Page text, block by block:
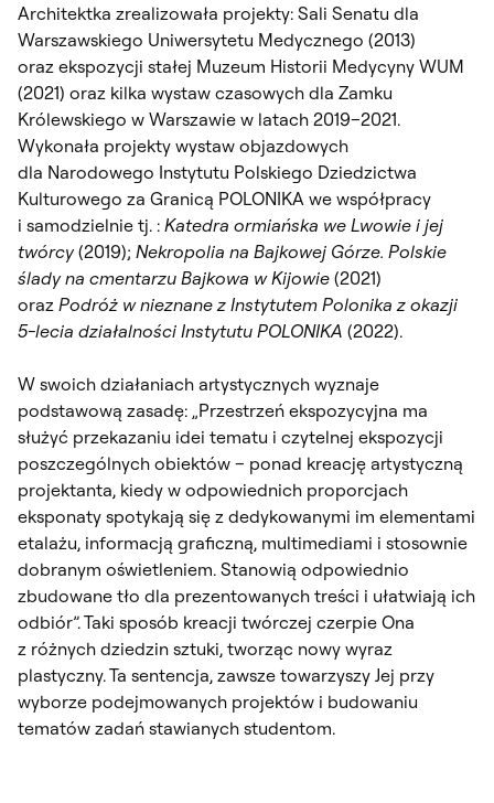
Architektka zrealizowała projekty: Sali Senatu dla
Warszawskiego Uniwersytetu Medycznego (2013)
oraz ekspozycji stałej Muzeum Historii Medycyny WUM
(2021) oraz kilka wystaw czasowych dla Zamku
Królewskiego w Warszawie w latach 2019–2021.
Wykonała projekty wystaw objazdowych
dla Narodowego Instytutu Polskiego Dziedzictwa
Kulturowego za Granicą POLONIKA we współpracy
i samodzielnie tj. : Katedra ormiańska we Lwowie i jej
twórcy(2019); Nekropolia na Bajkowej Górze. Polskie
ślady na cmentarzu Bajkowa w Kijowie (2021)
oraz Podróż w nieznane z Instytutem Polonika z okazji
5-lecia działalności Instytutu POLONIKA (2022).
W swoich działaniach artystycznych wyznaje
podstawową zasadę: „Przestrzeń ekspozycyjna ma
służyć przekazaniu idei tematu i czytelnej ekspozycji
poszczególnych obiektów – ponad kreację artystyczną
projektanta, kiedy w odpowiednich proporcjach
eksponaty spotykają się z dedykowanymi im elementami
etalażu, informacją graficzną, multimediami i stosownie
dobranym oświetleniem. Stanowią odpowiednio
zbudowane tło dla prezentowanych treści i ułatwiają ich
odbiór”. Taki sposób kreacji twórczej czerpie Ona
z różnych dziedzin sztuki, tworząc nowy wyraz
plastyczny. Ta sentencja, zawsze towarzyszy Jej przy
wyborze podejmowanych projektów i budowaniu
tematów zadań stawianych studentom.